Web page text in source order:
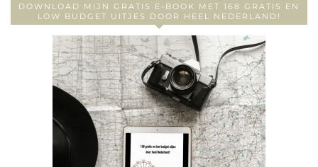
DOWNLOAD MIJN GRATIS E-BOOK MET 168 GRATIS EN
LOW BUDGET UITJES DOOR HEEL NEDERLAND!